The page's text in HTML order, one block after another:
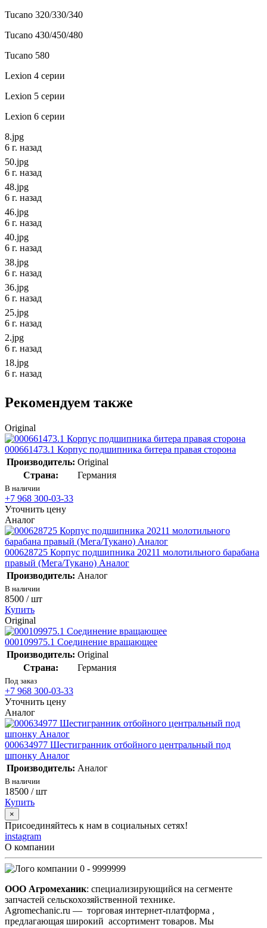
Tucano 320/330/340
Tucano 430/450/480
Tucano 580
Lexion 4 серии
Lexion 5 серии
Lexion 6 серии
8.jpg
6 г. назад
50.jpg
6 г. назад
48.jpg
6 г. назад
46.jpg
6 г. назад
40.jpg
6 г. назад
38.jpg
6 г. назад
36.jpg
6 г. назад
25.jpg
6 г. назад
2.jpg
6 г. назад
18.jpg
6 г. назад
Рекомендуем также
Original
000661473.1 Корпус подшипника битера правая сторона
Производитель: Original
Страна:
Германия
В наличии
+7 968 300-03-33
Уточнить цену
Аналог
000628725 Корпус подшипника 20211 молотильного барабана
правый (Мега/Тукано) Аналог
Производитель: Аналог
В наличии
8500 / шт
Купить
Original
000109975.1 Соединение вращающее
Производитель: Original
Страна:
Германия
Под заказ
+7 968 300-03-33
Уточнить цену
Аналог
000634977 Шестигранник отбойного центральный под
шпонку Аналог
Производитель: Аналог
В наличии
18500 / шт
Купить
×
Присоединяйтесь к нам в социальных сетях!
instagram
О компании
0 - 9999999
ООО Агромеханик: специализирующийся на сегменте
запчастей сельскохозяйственной технике.
Agromechanic.ru — торговая интернет-платформа ,
предлагающая широкий ассортимент товаров. Мы